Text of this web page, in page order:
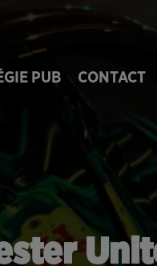
PUB CONTACT